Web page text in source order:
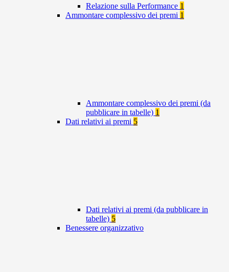
Relazione sulla Performance 1
Ammontare complessivo dei premi 1
Ammontare complessivo dei premi (da
pubblicare in tabelle) 1
Dati relativi ai premi 5
Dati relativi ai premi (da pubblicare in
tabelle) 5
Benessere organizzativo